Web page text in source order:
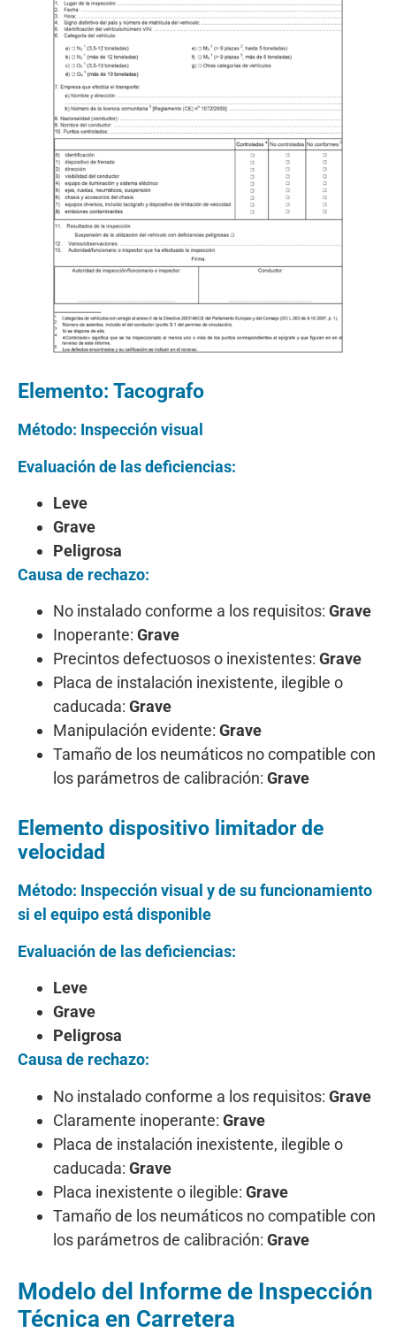
Elemento: Tacografo
Método: Inspección visual
Evaluación de las deficiencias:
Leve
Grave
Peligrosa
Causa de rechazo:
No instalado conforme a los requisitos: Grave
Inoperante: Grave
Precintos defectuosos o inexistentes: Grave
Placa de instalación inexistente, ilegible o
caducada: Grave
Manipulación evidente: Grave
Tamaño de los neumáticos no compatible con
los parámetros de calibración: Grave
Elemento dispositivo limitador de
velocidad
Método: Inspección visual y de su funcionamiento
si el equipo está disponible
Evaluación de las deficiencias:
Leve
Grave
Peligrosa
Causa de rechazo:
No instalado conforme a los requisitos: Grave
Claramente inoperante: Grave
Placa de instalación inexistente, ilegible o
caducada: Grave
Placa inexistente o ilegible: Grave
Tamaño de los neumáticos no compatible con
los parámetros de calibración: Grave
Modelo del Informe de Inspección
Técnica en Carretera